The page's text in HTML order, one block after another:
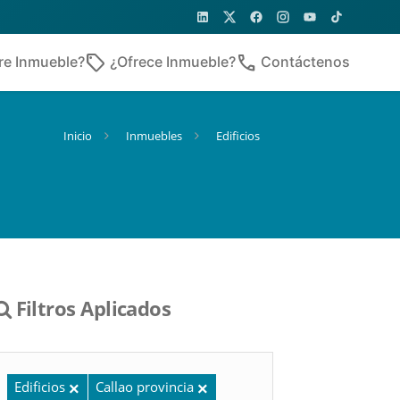
Inmueble?sell ¿Ofrece Inmueble?phone Contáctenos
Inicio Inmuebles Edificios
Filtros Aplicados
Edificios Callao provincia